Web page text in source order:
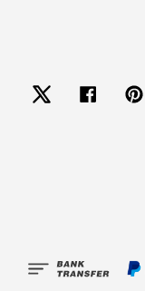
Twitter Facebook